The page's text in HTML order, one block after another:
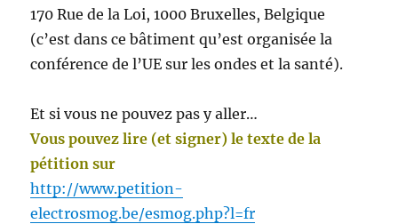
170 Rue de la Loi, 1000 Bruxelles, Belgique
(c’est dans ce bâtiment qu’est organisée la
conférence de l’UE sur les ondes et la santé).
Et si vous ne pouvez pas y aller…
Vous pouvez lire (et signer) le texte de la
pétition sur
http://www.petition-
electrosmog.be/esmog.php?l=fr